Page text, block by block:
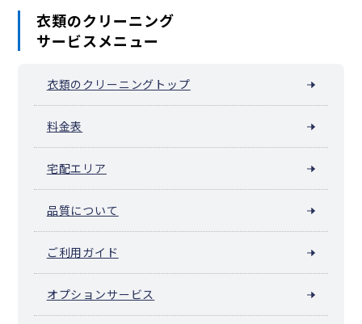
衣類のクリーニング
サービスメニュー
衣類のクリーニングトップ
料金表
宅配エリア
品質について
ご利用ガイド
オプションサービス